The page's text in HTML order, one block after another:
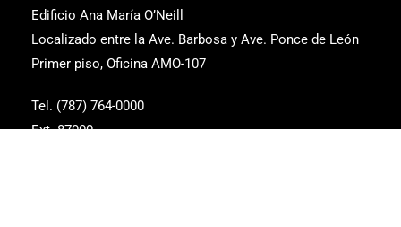
Edificio Ana María O’Neill
Localizado entre la Ave. Barbosa y Ave. Ponce de León
Primer piso, Oficina AMO-107
Tel. (787) 764-0000
Ext. 87000